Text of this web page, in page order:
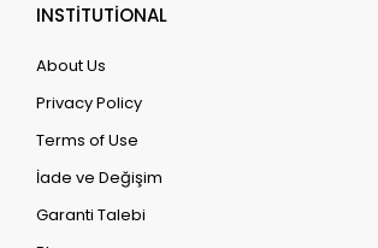
INSTİTUTİONAL
About Us
Privacy Policy
Terms of Use
İade ve Değişim
Garanti Talebi